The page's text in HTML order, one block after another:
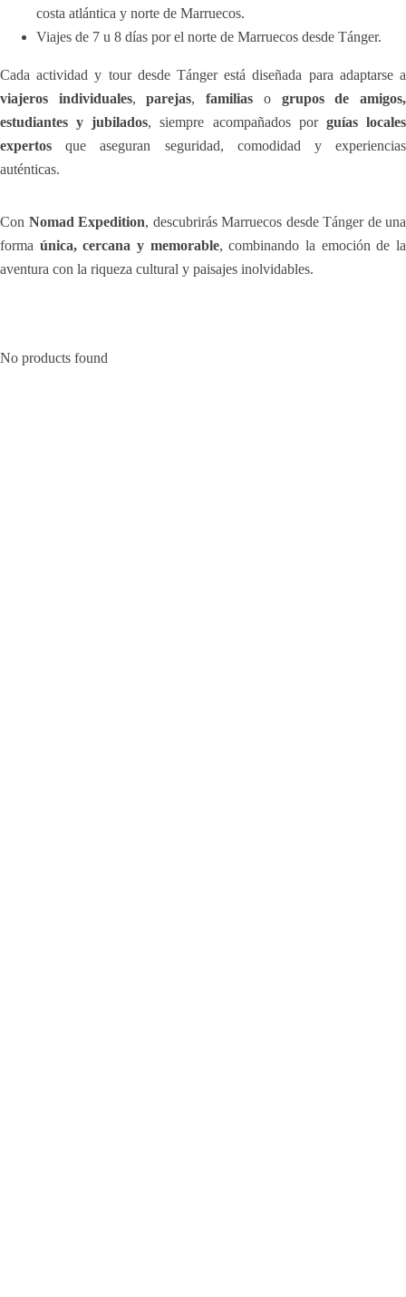
costa atlántica y norte de Marruecos.
Viajes de 7 u 8 días por el norte de Marruecos desde Tánger.
Cada actividad y tour desde Tánger está diseñada para adaptarse a
viajeros individuales,parejas,familias o grupos de amigos,
estudiantes y jubilados, siempre acompañados por guías locales
expertos que aseguran seguridad, comodidad y experiencias
auténticas.
Con Nomad Expedition, descubrirás Marruecos desde Tánger de una
forma única, cercana y memorable, combinando la emoción de la
aventura con la riqueza cultural y paisajes inolvidables.
No products found